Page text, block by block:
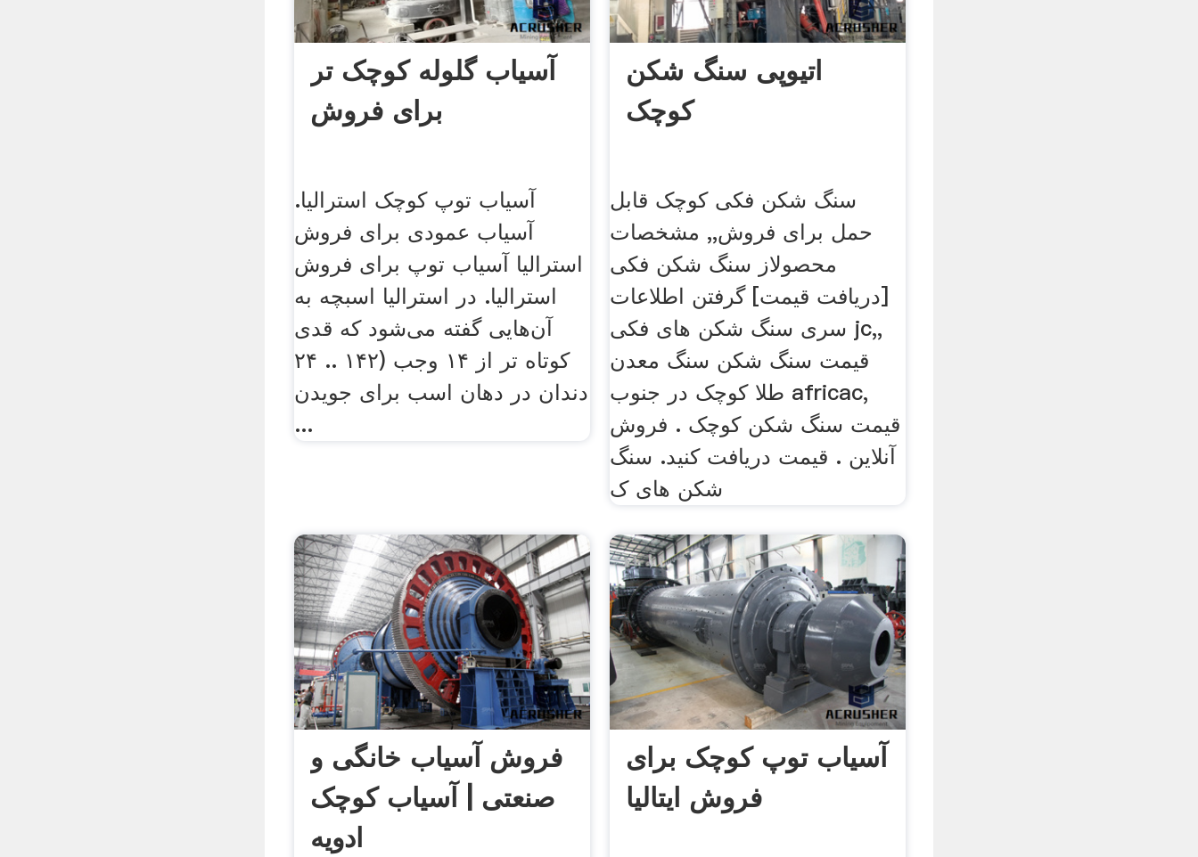
آسیاب گلوله کوچک تر
برای فروش
آسیاب توپ کوچک استرالیا.
آسیاب عمودی برای فروش
استرالیا آسیاب توپ برای فروش
استرالیا. در استرالیا اسبچه به
آن‌هایی گفته می‌شود که قدی
کوتاه تر از ۱۴ وجب (۱۴۲ .. ۲۴
دندان در دهان اسب برای جویدن
...
اتیوپی سنگ شکن
کوچک
سنگ شکن فکی کوچک قابل
حمل برای فروش,, مشخصات
محصولاز سنگ شکن فکی
[دریافت قیمت] گرفتن اطلاعات
سری سنگ شکن های فکی jc,,
قیمت سنگ شکن سنگ معدن
طلا کوچک در جنوب africac,
قیمت سنگ شکن کوچک . فروش
آنلاین . قیمت دریافت کنید. سنگ
شکن های ک
فروش آسیاب خانگی و
صنعتی | آسیاب کوچک
ادویه
آسیاب توپ کوچک برای
فروش ایتالیا